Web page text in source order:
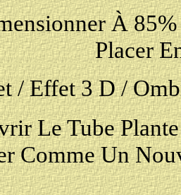
À
PLacer
/ Effet 3 D /
Le Tube
Comme Un